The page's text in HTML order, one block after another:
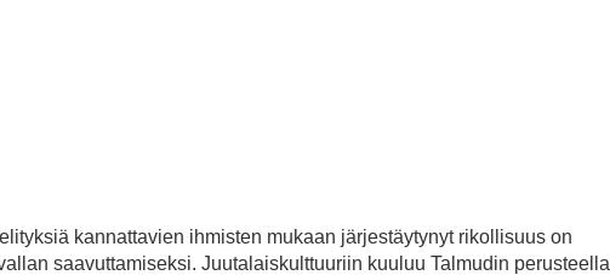
kannattavien ihmisten mukaan järjestäytynyt rikollisuus on
saavuttamiseksi. Juutalaiskulttuuriin kuuluu Talmudin perusteella